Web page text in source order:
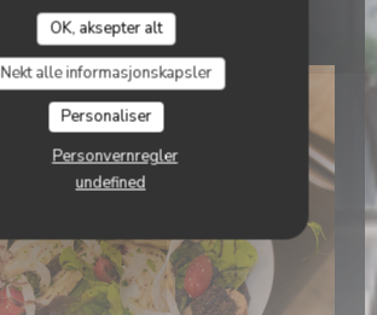
OK, aksepter alt
Nekt alle informasjonskapsler
Personaliser
Personvernregler
undefined
présentation)